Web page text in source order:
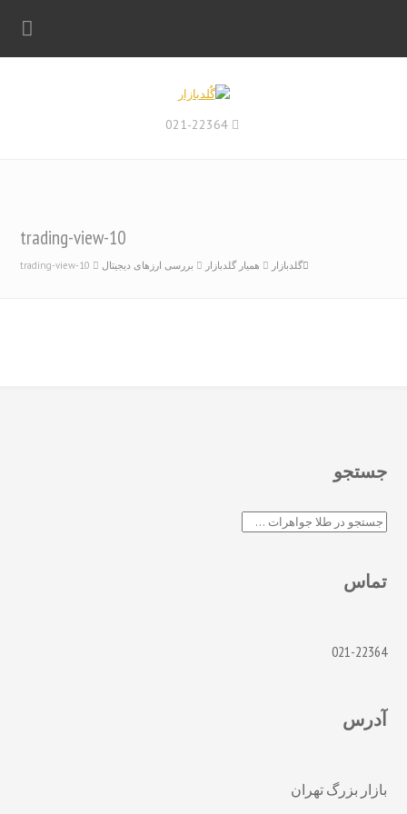
trading-view-10
گلدبازار همیار گلدبازار بررسی ارزهای دیجیتال trading-view-10
جستجو
جستجو
تماس
021-22364
آدرس
بازار بزرگ تهران